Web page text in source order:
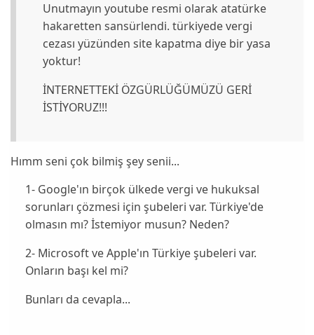
Unutmayın youtube resmi olarak atatürke
hakaretten sansürlendi. türkiyede vergi
cezası yüzünden site kapatma diye bir yasa
yoktur!
İNTERNETTEKİ ÖZGÜRLÜĞÜMÜZÜ GERİ
İSTİYORUZ!!!
Hımm seni çok bilmiş şey senii...
1- Google'ın birçok ülkede vergi ve hukuksal
sorunları çözmesi için şubeleri var. Türkiye'de
olmasın mı? İstemiyor musun? Neden?
2- Microsoft ve Apple'ın Türkiye şubeleri var.
Onların başı kel mi?
Bunları da cevapla...